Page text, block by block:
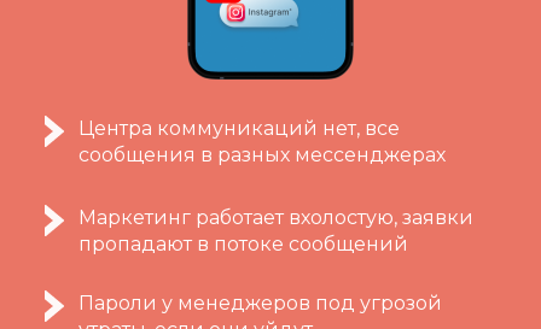
Центра коммуникаций нет, все
сообщения в разных мессенджерах
Маркетинг работает вхолостую, заявки
пропадают в потоке сообщений
Пароли у менеджеров под угрозой